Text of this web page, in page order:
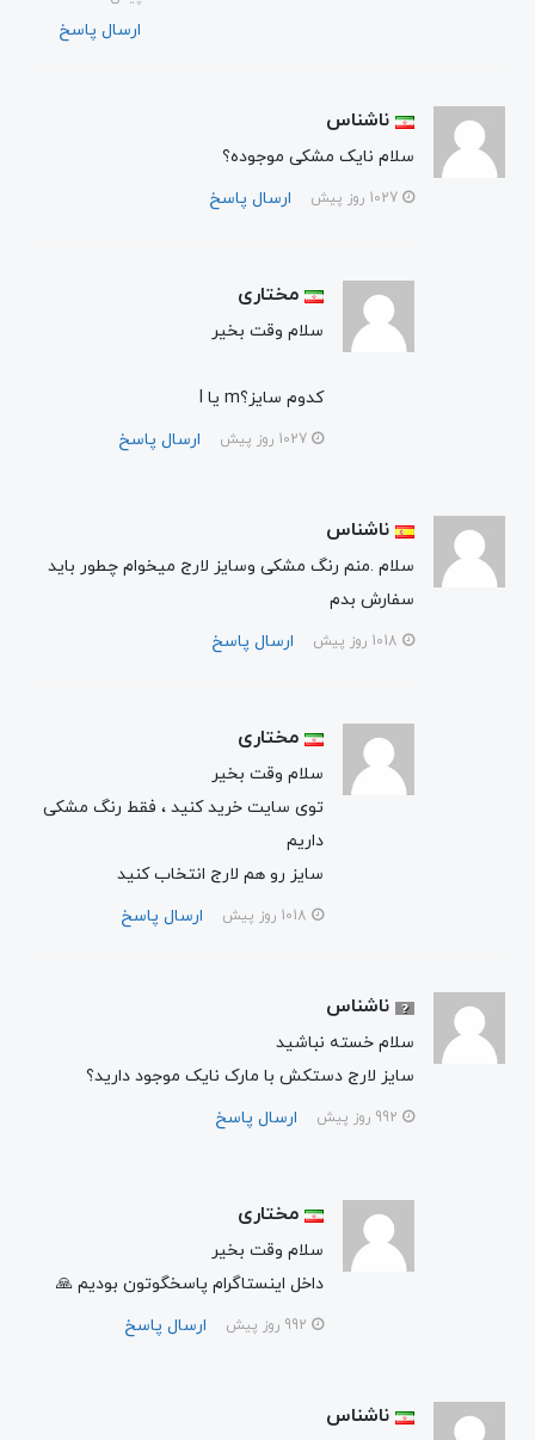
ارسال پاسخ
ناشناس
سلام نایک مشکی موجوده؟
ارسال پاسخ
مختاری
سلام وقت بخیر
کدوم سایز؟m یا l
ارسال پاسخ
ناشناس
سلام .منم رنگ مشکی وسایز لارج میخوام چطور باید
سفارش بدم
ارسال پاسخ
مختاری
سلام وقت بخیر
توی سایت خرید کنید ، فقط رنگ مشکی
داریم
سایز رو هم لارج انتخاب کنید
ارسال پاسخ
ناشناس
سلام خسته نباشید
سایز لارج دستکش با مارک نایک موجود دارید؟
ارسال پاسخ
مختاری
سلام وقت بخیر
داخل اینستاگرام پاسخگوتون بودیم 🙏
ارسال پاسخ
ناشناس